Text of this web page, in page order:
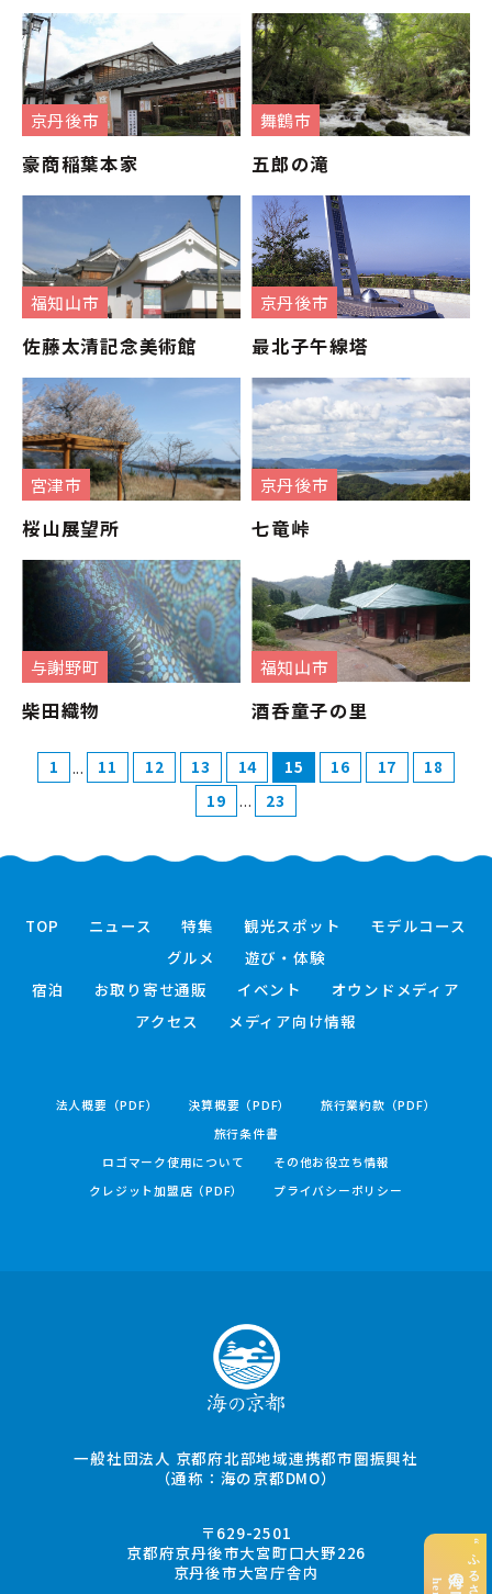
京丹後市
豪商稲葉本家
舞鶴市
五郎の滝
福知山市
佐藤太清記念美術館
京丹後市
最北子午線塔
宮津市
桜山展望所
京丹後市
七竜峠
与謝野町
柴田織物
福知山市
酒呑童子の里
1 ... 11 12 13 14 15 16 17
18
19
... 23
TOP ニュース 特集 観光スポット
モデルコース
グルメ
遊び・体験
宿泊
お取り寄せ通販 イベント
オウンドメディア
アクセス
メディア向け情報
法人概要（PDF） 決算概要（PDF）
旅行業約款（PDF）
旅行条件書
ロゴマーク使用について
その他お役立ち情報
クレジット加盟店（PDF）
プライバシーポリシー
一般社団法人 京都府北部地域連携都市圏振興社
（通称：海の京都DMO）
〒629-2501
京都府京丹後市大宮町口大野226
京丹後市大宮庁舎内